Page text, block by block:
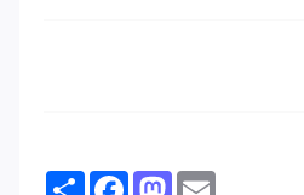
Share FacebookMastodon